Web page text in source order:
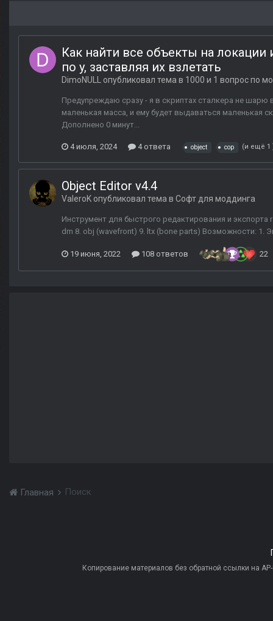
Как найти все объекты на
по y, заставляя их взлетать
DimoNULL опубликовал тема в 1000 и 1 вопрос по
Предупреждаю сразу - я в скриптах сталкера не
маленькая масса, и ему будет выдаваться маленькая
Дополнено 0 минут...
4 июля, 2024 4 ответа object cop (и ещё 1
Object Editor v4.4
ValeroK опубликовал тема в Софт для моддинга
Инструмент для быстрого редактирования и
dm 8. obj (wavefront) 9. ltx (bone parts) Возможности: 1.
19 июня, 2022 108 ответов 22
Главная Поиск
Копирование материалов без обратной ссылки на